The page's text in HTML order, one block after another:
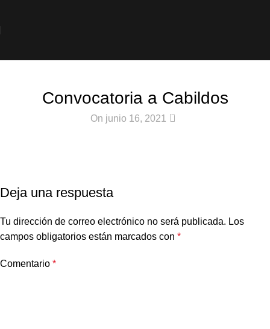
Convocatoria a Cabildos
On junio 16, 2021 0
Deja una respuesta
Tu dirección de correo electrónico no será publicada. Los
campos obligatorios están marcados con *
Comentario *